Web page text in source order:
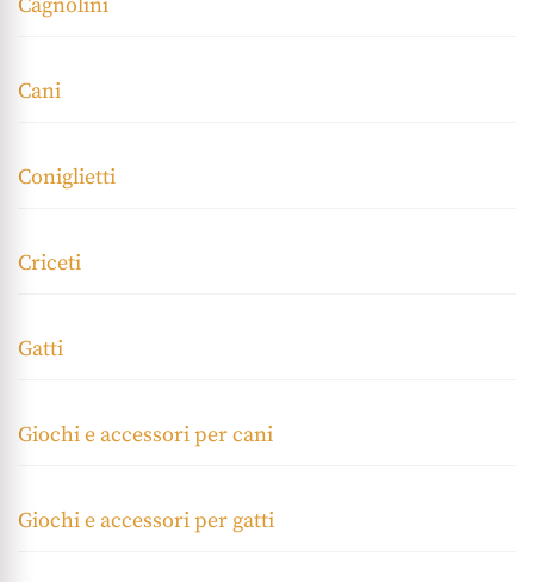
Cani
Coniglietti
Criceti
Gatti
Giochi e accessori per cani
Giochi e accessori per gatti